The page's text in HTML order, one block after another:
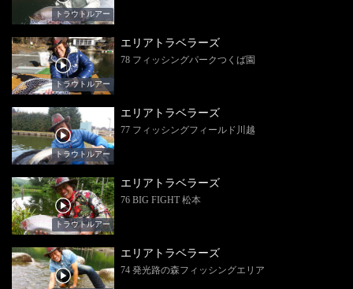
トラウトルアー
トラウトルアー
エリアトラベラーズ
78 フィッシングパークつくば園
トラウトルアー
エリアトラベラーズ
77 フィッシングフィールド川越
トラウトルアー
エリアトラベラーズ
76 BIG FIGHT 松本
エリアトラベラーズ
74 発光路の森フィッシングエリア